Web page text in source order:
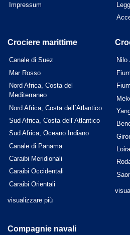
Impressum
Crociere marittime
Canale di Suez
Mar Rosso
Nord Africa, Costa del
Mediterraneo
Nord Africa, Costa dell´Atlantico
Sud Africa, Costa dell´Atlantico
Sud Africa, Oceano Indiano
Canale di Panama
Caraibi Meridionali
Caraibi Occidentali
Caraibi Orientali
visualizzare più
Nilo
Compagnie navali